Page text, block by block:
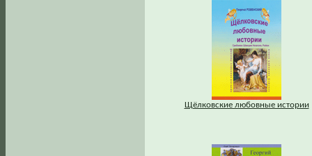
Щёлковские любовные истории